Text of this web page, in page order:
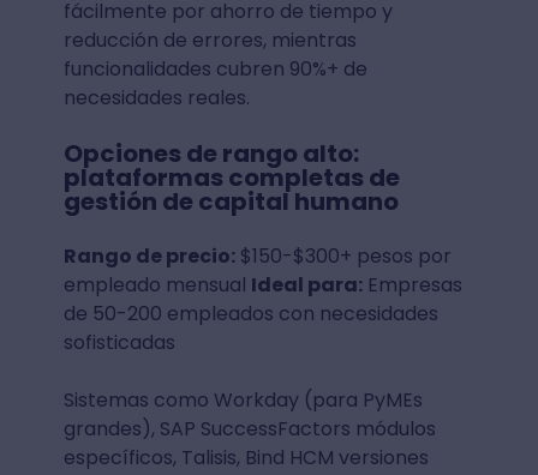
fácilmente por ahorro de tiempo y
reducción de errores, mientras
funcionalidades cubren 90%+ de
necesidades reales.
Opciones de rango alto:
plataformas completas de
gestión de capital humano
Rango de precio:$150-$300+ pesos por
empleado mensual Ideal para:Empresas
de 50-200 empleados con necesidades
sofisticadas
Sistemas como Workday (para PyMEs
grandes), SAP SuccessFactors módulos
específicos, Talisis, Bind HCM versiones